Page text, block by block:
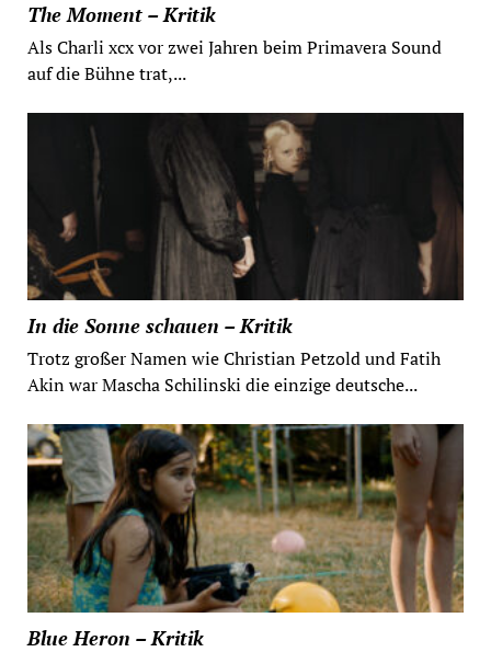
The Moment – Kritik
Als Charli xcx vor zwei Jahren beim Primavera Sound
auf die Bühne trat,...
In die Sonne schauen – Kritik
Trotz großer Namen wie Christian Petzold und Fatih
Akin war Mascha Schilinski die einzige deutsche...
Blue Heron – Kritik